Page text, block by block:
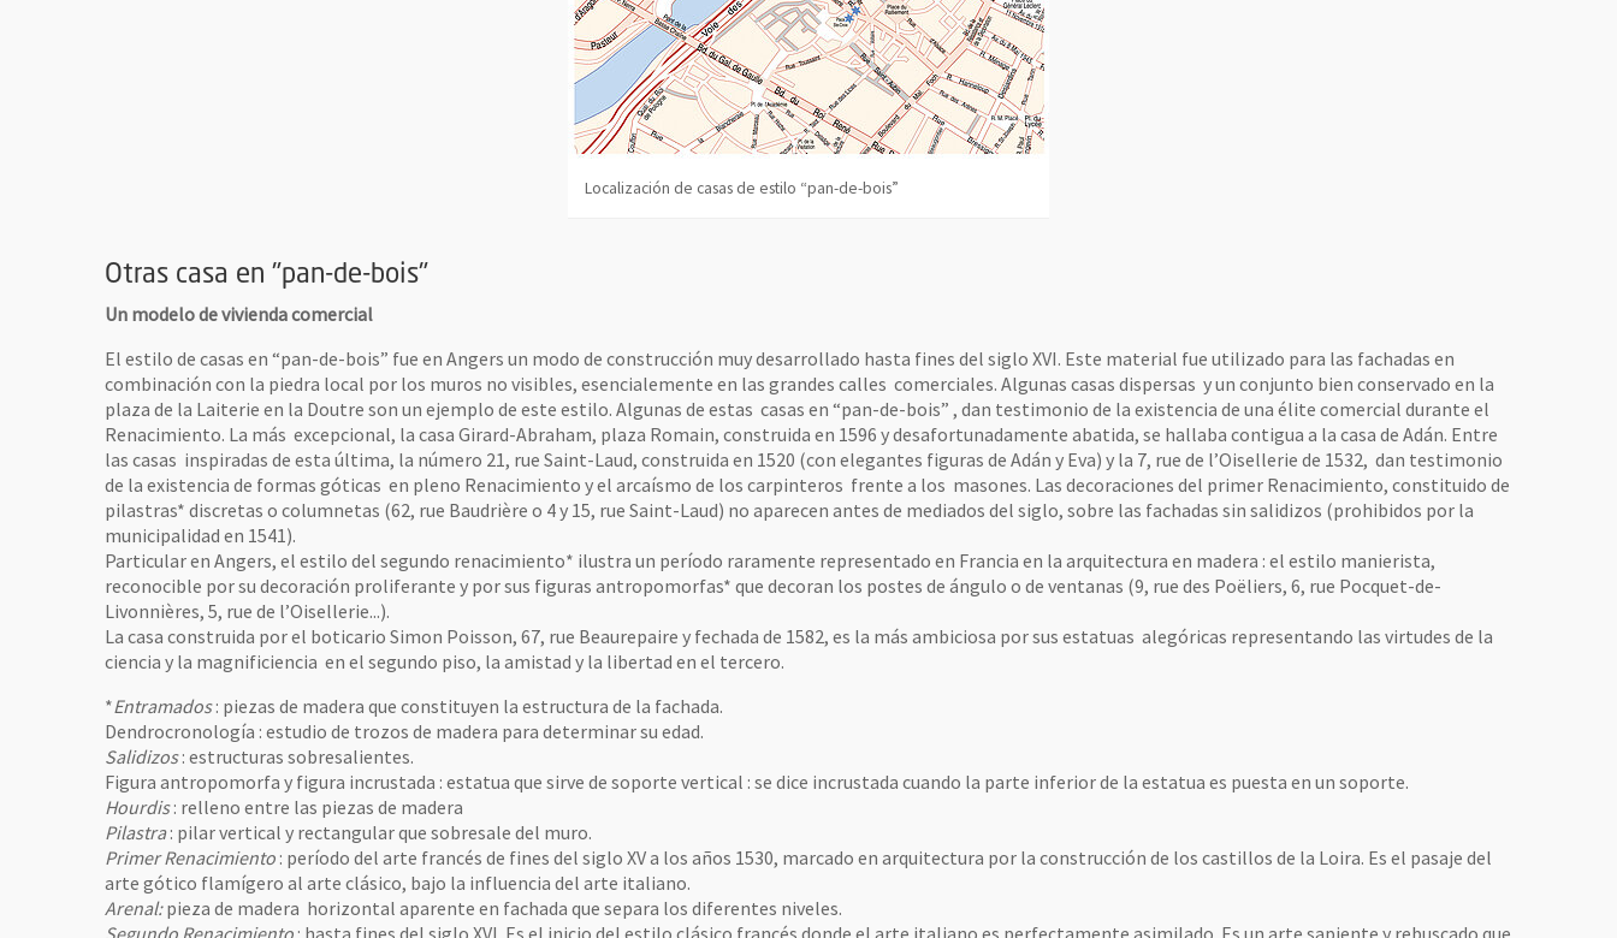
une nouvelle fenêtre
Localización de casas de estilo “pan-de-bois”
Otras casa en "pan-de-bois"
Un modelo de vivienda comercial
El estilo de casas en “pan-de-bois” fue en Angers un modo de construcción muy desarrollado hasta fines del siglo XVI. Este material fue utilizado para las fachadas en
combinación con la piedra local por los muros no visibles, esencialemente en las grandes calles comerciales. Algunas casas dispersas y un conjunto bien conservado en la
plaza de la Laiterie en la Doutre son un ejemplo de este estilo. Algunas de estas casas en “pan-de-bois” , dan testimonio de la existencia de una élite comercial durante el
Renacimiento. La más excepcional, la casa Girard-Abraham, plaza Romain, construida en 1596 y desafortunadamente abatida, se hallaba contigua a la casa de Adán. Entre
las casas inspiradas de esta última, la número 21, rue Saint-Laud, construida en 1520 (con elegantes figuras de Adán y Eva) y la 7, rue de l’Oisellerie de 1532, dan testimonio
de la existencia de formas góticas en pleno Renacimiento y el arcaísmo de los carpinteros frente a los masones. Las decoraciones del primer Renacimiento, constituido de
pilastras* discretas o columnetas (62, rue Baudrière o 4 y 15, rue Saint-Laud) no aparecen antes de mediados del siglo, sobre las fachadas sin salidizos (prohibidos por la
municipalidad en 1541).
Particular en Angers, el estilo del segundo renacimiento* ilustra un período raramente representado en Francia en la arquitectura en madera : el estilo manierista,
reconocible por su decoración proliferante y por sus figuras antropomorfas* que decoran los postes de ángulo o de ventanas (9, rue des Poëliers, 6, rue Pocquet-de-
Livonnières, 5, rue de l’Oisellerie...).
La casa construida por el boticario Simon Poisson, 67, rue Beaurepaire y fechada de 1582, es la más ambiciosa por sus estatuas alegóricas representando las virtudes de la
ciencia y la magnificiencia en el segundo piso, la amistad y la libertad en el tercero.
*Entramados: piezas de madera que constituyen la estructura de la fachada.
Dendrocronología : estudio de trozos de madera para determinar su edad.
Salidizos: estructuras sobresalientes.
Figura antropomorfa y figura incrustada : estatua que sirve de soporte vertical : se dice incrustada cuando la parte inferior de la estatua es puesta en un soporte.
Hourdis: relleno entre las piezas de madera
Pilastra: pilar vertical y rectangular que sobresale del muro.
Primer Renacimiento : período del arte francés de fines del siglo XV a los años 1530, marcado en arquitectura por la construcción de los castillos de la Loira. Es el pasaje del
arte gótico flamígero al arte clásico, bajo la influencia del arte italiano.
Arenal:pieza de madera horizontal aparente en fachada que separa los diferentes niveles.
Segundo Renacimiento : hasta fines del siglo XVI. Es el inicio del estilo clásico francés donde el arte italiano es perfectamente asimilado. Es un arte sapiente y rebuscado que